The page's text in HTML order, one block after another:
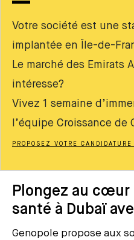
Votre société est une
implantée en Île-de-
Le marché des Emirats
intéresse?
Vivez 1 semaine
l’équipe Croissance de
PROPOSEZ VOTRE
Plongez au cœur
santé à Dubaï
Genopole propose aux